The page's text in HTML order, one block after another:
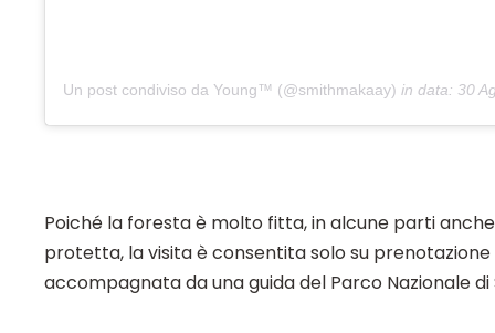
Un post condiviso da Young™ (@smithmakaay) in data: 30 Ago
Poiché la foresta è molto fitta, in alcune parti
protetta, la visita è consentita solo su prenotazione
accompagnata da una guida del Parco Nazionale di